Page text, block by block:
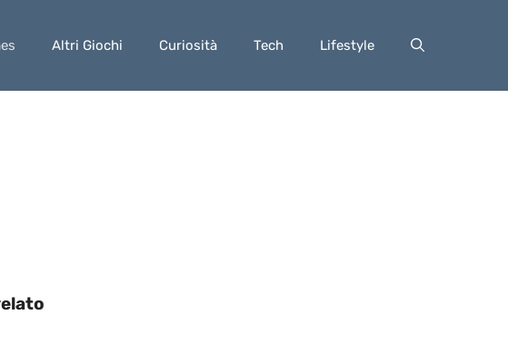
Altri Giochi Curiosità Tech Lifestyle